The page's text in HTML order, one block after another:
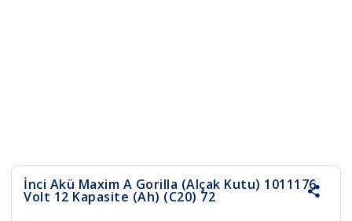
İnci Akü Maxim A Gorilla (Alçak Kutu) 1011176
Volt 12 Kapasite (Ah) (C20) 72